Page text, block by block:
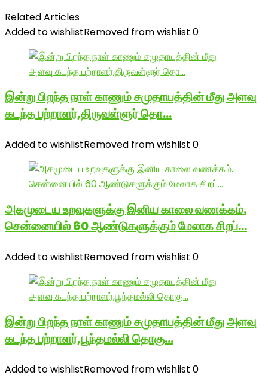
Related Articles
Added to wishlistRemoved from wishlist 0
இன்று பிறந்த நாள் காணும் சமுதாயத்தின் மீது அளவு
கடந்த பற்றாளர்,திருவள்ளுர் தொ…
Added to wishlistRemoved from wishlist 0
அகமுடைய உறவுகளுக்கு இனிய காலை வணக்கம்.
சென்னையில் 60 ஆண்டுகளுக்கும் மேலாக சிறப்…
Added to wishlistRemoved from wishlist 0
இன்று பிறந்த நாள் காணும் சமுதாயத்தின் மீது அளவு
கடந்த பற்றாளர்,பூந்தமல்லி தொகு…
Added to wishlistRemoved from wishlist 0